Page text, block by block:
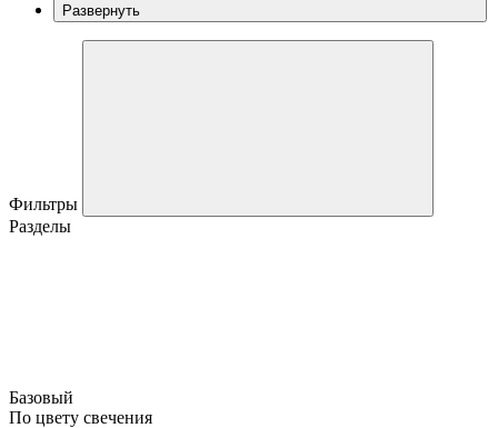
Развернуть
Фильтры
Разделы
Базовый
По цвету свечения